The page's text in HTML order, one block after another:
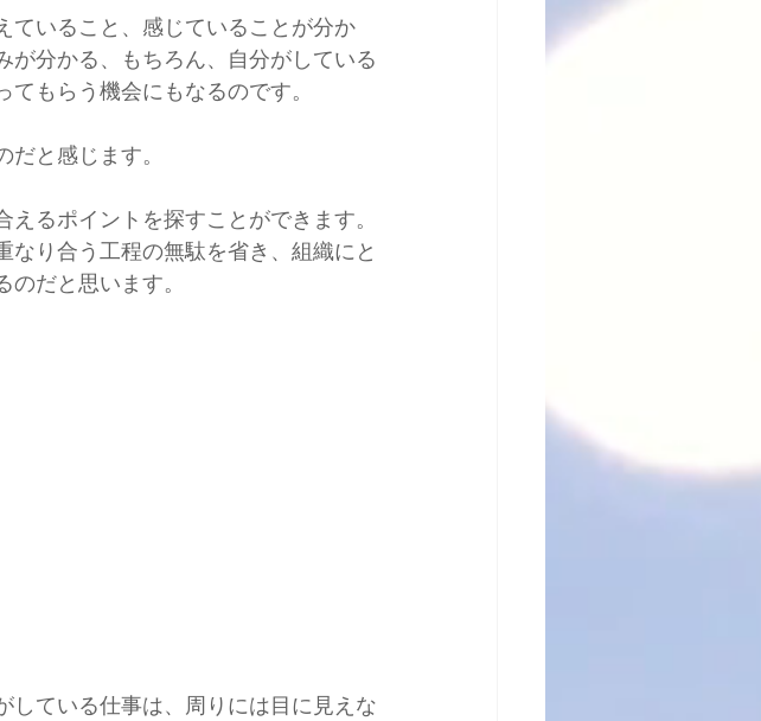
いること、感じていることが分か
が分かる、もちろん、自分がしている
もらう機会にもなるのです。
と感じます。
るポイントを探すことができます。
り合う工程の無駄を省き、組織にと
だと思います。
ている仕事は、周りには目に見えな